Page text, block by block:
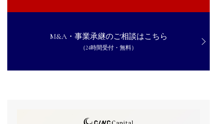
M&A・事業承継のご相談はこちら
（24時間受付・無料）